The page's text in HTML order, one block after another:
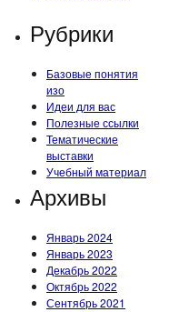
Рубрики
Базовые понятия
изо
Идеи для вас
Полезные ссылки
Тематические
выставки
Учебный материал
Архивы
Январь 2024
Январь 2023
Декабрь 2022
Октябрь 2022
Сентябрь 2021